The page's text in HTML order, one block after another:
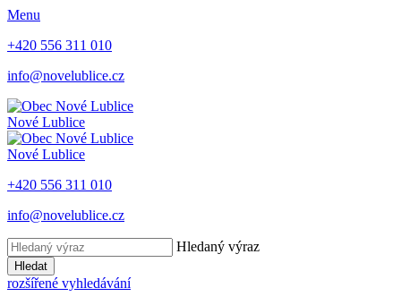
Menu
+420 556 311 010
info@novelublice.cz
Nové Lublice
Nové Lublice
+420 556 311 010
info@novelublice.cz
Hledaný výraz
Hledat
rozšířené vyhledávání